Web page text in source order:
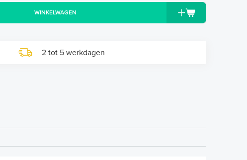
WINKELWAGEN
2 tot 5 werkdagen